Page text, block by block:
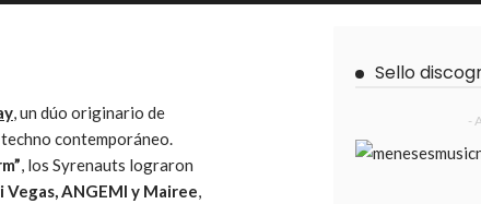
, un dúo originario de
contemporáneo.
, los Syrenauts lograron
Vegas, ANGEMI y Mairee,
Sello
-